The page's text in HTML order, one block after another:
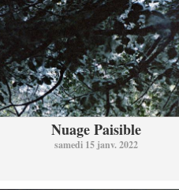
Nuage Paisible
samedi 15 janv. 2022